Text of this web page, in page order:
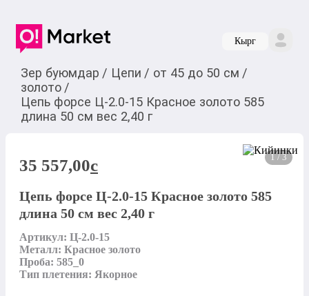
Кырг
Зер буюмдар / Цепи / от 45 до 50 см /
золото /
Цепь форсе Ц-2.0-15 Красное золото 585
длина 50 см вес 2,40 г
1 / 3
35 557,00c
Цепь форсе Ц-2.0-15 Красное золото 585
длина 50 см вес 2,40 г
Артикул: Ц-2.0-15
Металл: Красное золото
Проба: 585_0
Тип плетения: Якорное